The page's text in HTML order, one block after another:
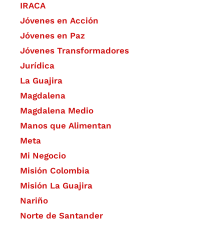
IRACA
Jóvenes en Acción
Jóvenes en Paz
Jóvenes Transformadores
Jurídica
La Guajira
Magdalena
Magdalena Medio
Manos que Alimentan
Meta
Mi Negocio
Misión Colombia
Misión La Guajira
Nariño
Norte de Santander